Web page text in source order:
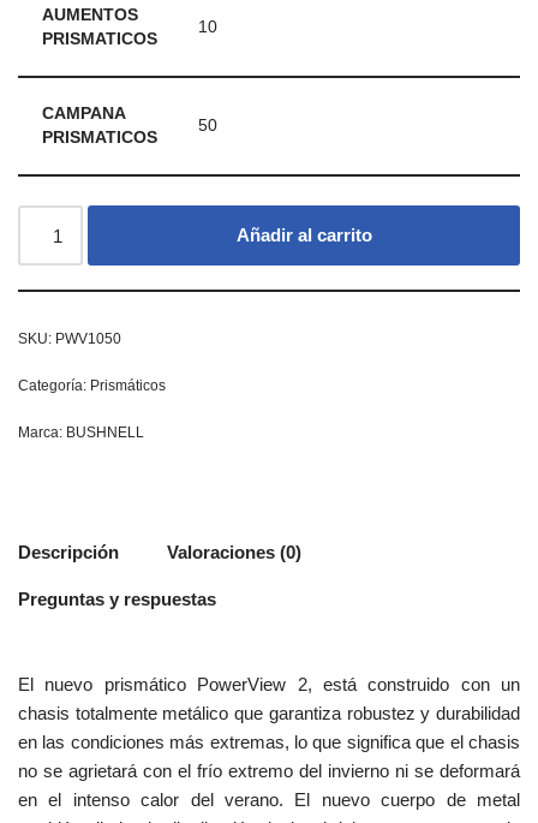
AUMENTOS
PRISMATICOS
10
CAMPANA
PRISMATICOS
50
Añadir al carrito
SKU: PWV1050
Categoría: Prismáticos
Marca: BUSHNELL
Descripción Valoraciones (0)
Preguntas y respuestas
El nuevo prismático PowerView 2, está construido con un
chasis totalmente metálico que garantiza robustez y durabilidad
en las condiciones más extremas, lo que significa que el chasis
no se agrietará con el frío extremo del invierno ni se deformará
en el intenso calor del verano. El nuevo cuerpo de metal